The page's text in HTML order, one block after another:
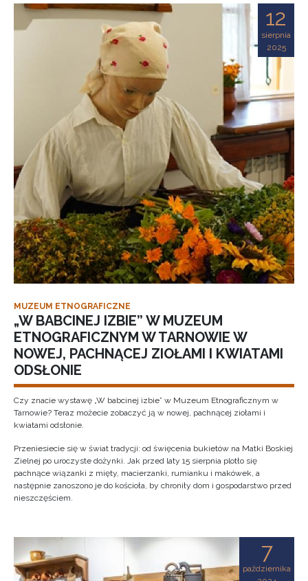
12
sierpnia
2025
MUZEUM ETNOGRAFICZNE
„W BABCINEJ IZBIE” W MUZEUM
ETNOGRAFICZNYM W TARNOWIE W
NOWEJ, PACHNĄCEJ ZIOŁAMI I KWIATAMI
ODSŁONIE
Czy znacie wystawę „W babcinej izbie” w Muzeum Etnograficznym w
Tarnowie? Teraz możecie zobaczyć ją w nowej, pachnącej ziołami i
kwiatami odsłonie.
Przeniesiecie się w świat tradycji: od święcenia bukietów na Matki Boskiej
Zielnej po uroczyste dożynki. Jak przed laty 15 sierpnia plotło się
pachnące wiązanki z mięty, macierzanki, rumianku i makówek, a
następnie zanoszono je do kościoła, by chroniły dom i gospodarstwo przed
nieszczęściem.
7
października